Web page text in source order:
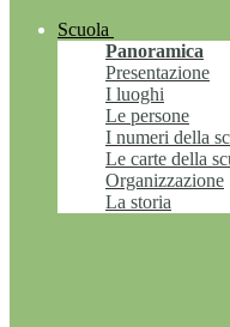
Scuola
Panoramica
Presentazione
I luoghi
Le persone
I numeri della
Le carte della
Organizzazione
La storia